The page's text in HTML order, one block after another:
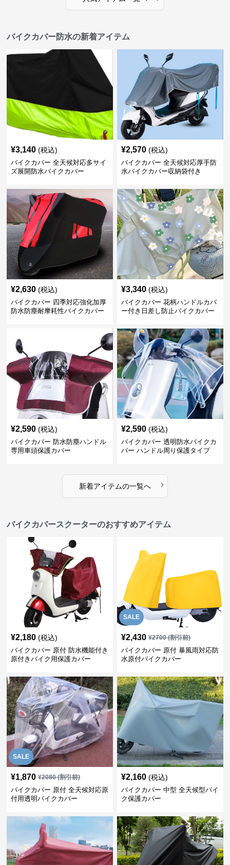
バイクカバー防水の新着アイテム
¥3,140 (税込)
バイクカバー 全天候対応多サイ
ズ展開防水バイクカバー
¥2,570 (税込)
バイクカバー 全天候対応厚手防
水バイクカバー収納袋付き
¥2,630 (税込)
バイクカバー 四季対応強化加厚
防水防塵耐摩耗性バイクカバー
¥3,340 (税込)
バイクカバー 花柄ハンドルカバ
ー付き日差し防止バイクカバー
¥2,590 (税込)
バイクカバー 防水防塵ハンドル
専用車頭保護カバー
¥2,590 (税込)
バイクカバー 透明防水バイクカ
バー ハンドル周り保護タイプ
新着アイテムの一覧へ ›
バイクカバースクーターのおすすめアイテム
¥2,180 (税込)
バイクカバー 原付 防水機能付き
原付きバイク用保護カバー
SALE
¥2,430 ¥2700(割引前)
バイクカバー 原付 暴風雨対応防
水原付バイクカバー
SALE
¥1,870 ¥2080(割引前)
バイクカバー 原付 全天候対応原
付用透明バイクカバー
¥2,160 (税込)
バイクカバー 中型 全天候型バイ
ク保護カバー